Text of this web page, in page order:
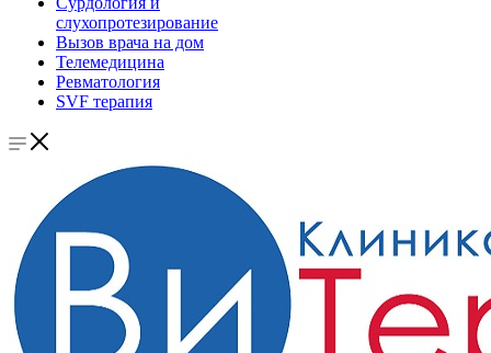
слухопротезирование
Вызов врача на дом
Телемедицина
Ревматология
SVF терапия